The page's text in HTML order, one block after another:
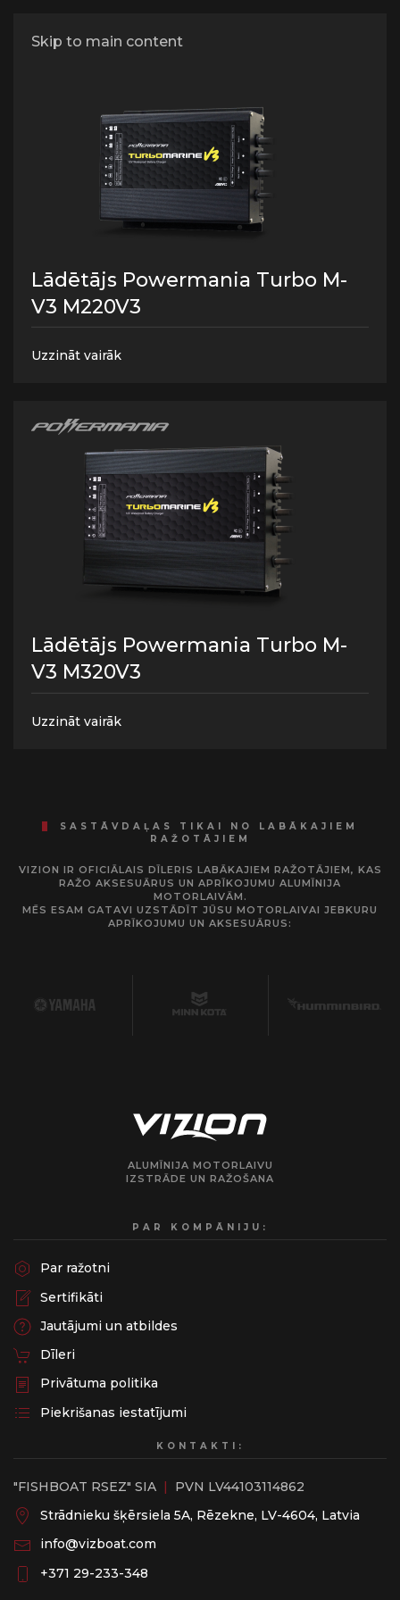
Skip to main content
Baterijas un lādētāji
Lādētājs Powermania Turbo M-
V3 M220V3
Uzzināt vairāk
Lādētājs Powermania Turbo M-
V3 M320V3
Uzzināt vairāk
SASTĀVDAĻAS TIKAI NO LABĀKAJIEM
RAŽOTĀJIEM
VIZION IR OFICIĀLAIS DĪLERIS LABĀKAJIEM RAŽOTĀJIEM, KAS
RAŽO AKSESUĀRUS UN APRĪKOJUMU ALUMĪNIJA
MOTORLAIVĀM.
MĒS ESAM GATAVI UZSTĀDĪT JŪSU MOTORLAIVAI JEBKURU
APRĪKOJUMU UN AKSESUĀRUS:
ALUMĪNIJA MOTORLAIVU
IZSTRĀDE UN RAŽOŠANA
PAR KOMPĀNIJU:
Par ražotni
Sertifikāti
Jautājumi un atbildes
Dīleri
Privātuma politika
Piekrišanas iestatījumi
KONTAKTI:
"FISHBOAT RSEZ" SIA |
PVN LV44103114862
Strādnieku šķērsiela 5A, Rēzekne, LV-4604, Latvia
info@vizboat.com
‭+371 29-233-348